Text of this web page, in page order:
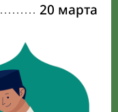
20 марта